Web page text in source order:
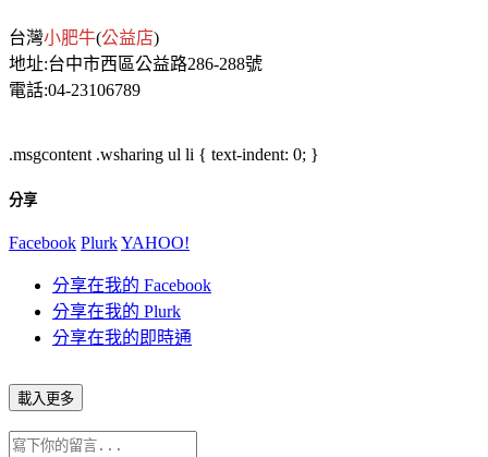
台灣小肥牛(公益店)
地址:台中市西區公益路286-288號
電話:04-23106789
.msgcontent .wsharing ul li { text-indent: 0; }
分享
Facebook PlurkYAHOO!
分享在我的 Facebook
分享在我的 Plurk
分享在我的即時通
載入更多